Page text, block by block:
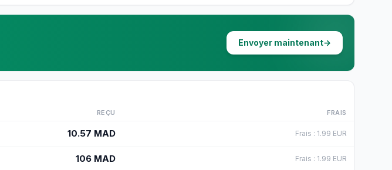
Envoyer maintenant→
REÇU FRAIS
10.57 MAD Frais : 1.99 EUR
106 MAD Frais : 1.99 EUR